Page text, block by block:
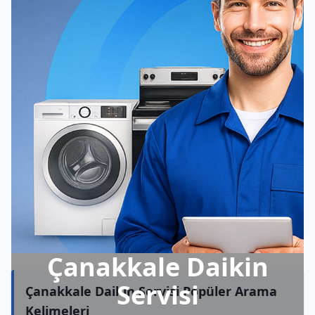
Çanakkale Daikin
Servisi
Çanakkale Daikin Servisi Popüler Arama
Kelimeleri